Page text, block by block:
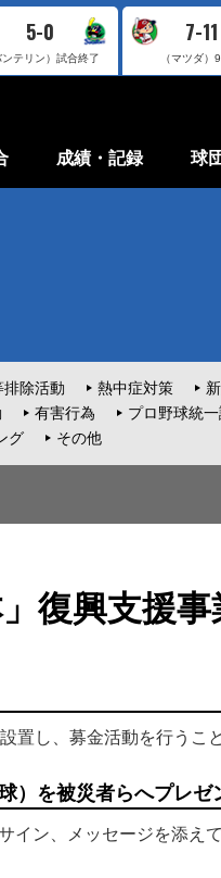
5-0
ンテリン） 試合終了
7-11
（マツダ）
成績・記録 球
除活動 熱中症対策
有害行為 プロ野球統
グ その他
復興支援
置し、募金活動を行うこ
）を被災者らへプレゼ
イン、メッセージを添え